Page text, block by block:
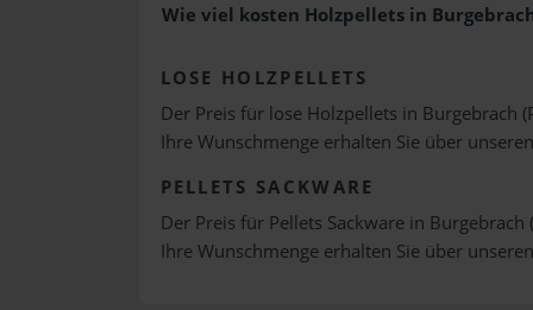
Wie viel kosten Holzpellets in
LOSE HOLZPELLETS
Der Preis für lose Holzpellets in Burgebrach
Ihre Wunschmenge erhalten Sie über unseren
PELLETS SACKWARE
Der Preis für Pellets Sackware in
Ihre Wunschmenge erhalten Sie über unseren